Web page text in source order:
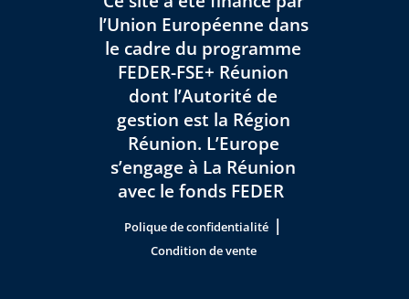
l’Union Européenne dans
le cadre du programme
FEDER-FSE+ Réunion
dont l’Autorité de
gestion est la Région
Réunion. L’Europe
s’engage à La Réunion
avec le fonds FEDER
Polique de confidentialité |
Condition de vente